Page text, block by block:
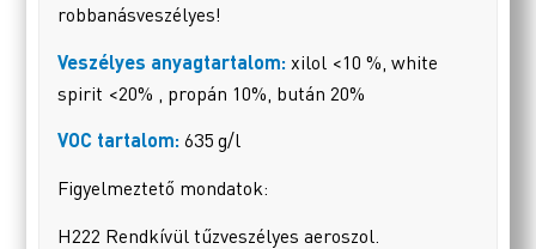
robbanásveszélyes!
Veszélyes anyagtartalom: xilol <10 %, white
spirit <20% , propán 10%, bután 20%
VOC tartalom: 635 g/l
Figyelmeztető mondatok:
H222 Rendkívül tűzveszélyes aeroszol.